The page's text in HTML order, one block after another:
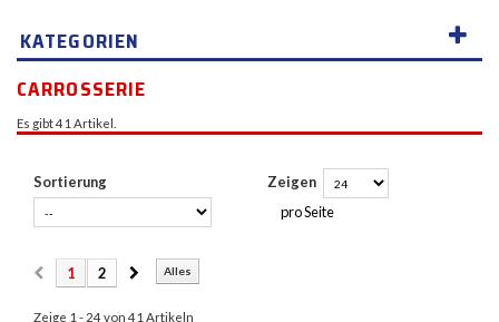
KATEGORIEN
CARROSSERIE
Es gibt 41 Artikel.
Sortierung
Zeigen
pro Seite
Alles
1 2
Zeige 1 - 24 von 41 Artikeln